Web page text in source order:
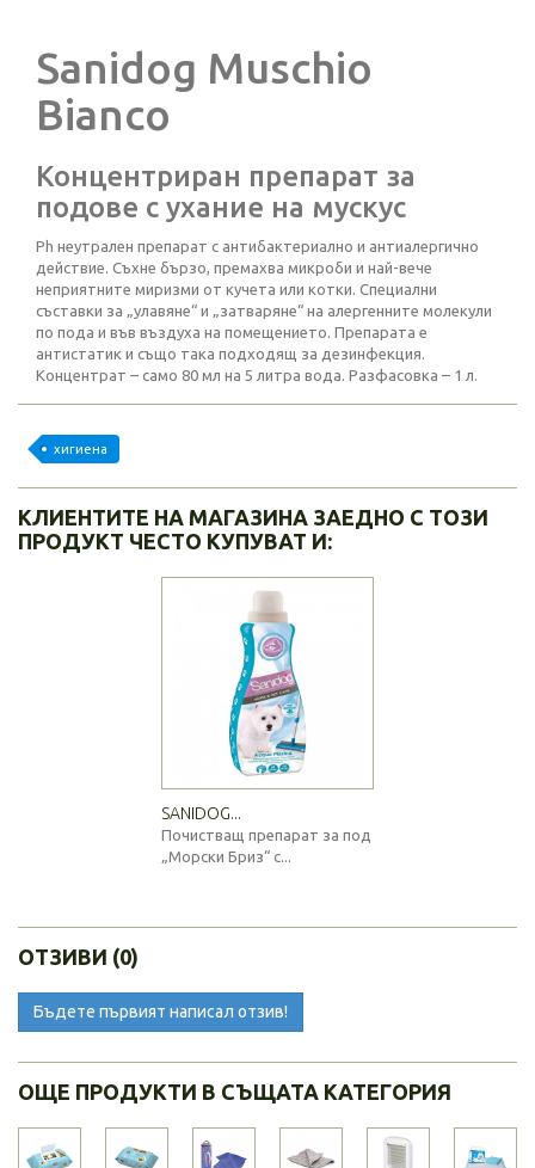
Sanidog Muschio
Bianco
Концентриран препарат за
подове с ухание на мускус
Ph неутрален препарат с антибактериално и антиалергично
действие. Съхне бързо, премахва микроби и най-вече
неприятните миризми от кучета или котки. Специални
съставки за „улавяне“ и „затваряне“ на алергенните молекули
по пода и във въздуха на помещението. Препарата е
антистатик и също така подходящ за дезинфекция.
Концентрат – само 80 мл на 5 литра вода. Разфасовка – 1 л.
хигиена
КЛИЕНТИТЕ НА МАГАЗИНА ЗАЕДНО С ТОЗИ
ПРОДУКТ ЧЕСТО КУПУВАТ И:
SANIDOG...
Почистващ препарат за под
„Морски Бриз“ с...
ОТЗИВИ (0)
Бъдете първият написал отзив!
ОЩЕ ПРОДУКТИ В СЪЩАТА КАТЕГОРИЯ